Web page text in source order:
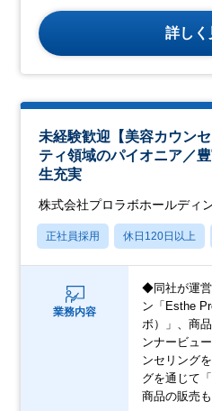
詳しく
未経験歓迎【美容カウン
ティ領域のパイオニア／
生充実
株式会社プロラボホールディ
正社員採用 休日120日以上
業務内容
◆同社が運営
ン「Esthe
ボ）」、商
ンナービュ
ンセリング
グを通じて
商品の販売も